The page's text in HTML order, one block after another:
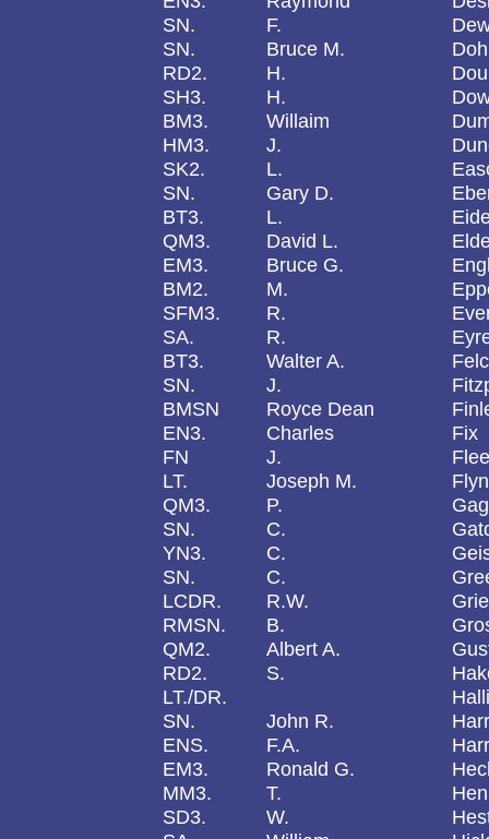
SN.
F.
SN.
Bruce M.
RD2.
H.
SH3.
H.
BM3.
Willaim
HM3.
J.
SK2.
L.
SN.
Gary D.
BT3.
L.
QM3.
David L.
EM3.
Bruce G.
BM2.
M.
SFM3.
R.
SA.
R.
BT3.
Walter A.
SN.
J.
BMSN
Royce Dean
EN3.
Charles
Fix
FN
J.
LT.
Joseph M.
QM3.
P.
SN.
C.
YN3.
C.
SN.
C.
LCDR.
R.W.
RMSN.
B.
QM2.
Albert A.
RD2.
S.
LT./DR.
SN.
John R.
ENS.
F.A.
EM3.
Ronald G.
MM3.
T.
SD3.
W.